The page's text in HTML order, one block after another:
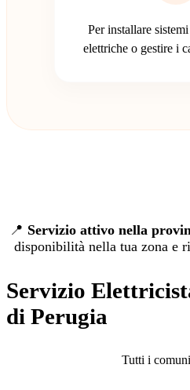
Per installare
elettriche o gestire i
📍 Servizio attivo nella
disponibilità nella tua zona e
Servizio
di Perugia
Tutti i